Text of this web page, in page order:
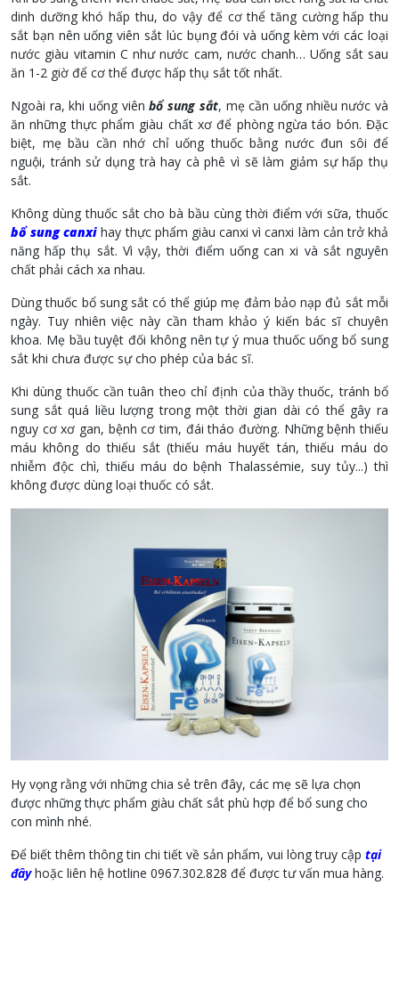
dinh dưỡng khó hấp thu, do vậy để cơ thể tăng cường hấp thu
sắt bạn nên uống viên sắt lúc bụng đói và uống kèm với các loại
nước giàu vitamin C như nước cam, nước chanh… Uống sắt sau
ăn 1-2 giờ để cơ thể được hấp thụ sắt tốt nhất.
Ngoài ra, khi uống viênbổ sung sắt, mẹ cần uống nhiều nước và
ăn những thực phẩm giàu chất xơ để phòng ngừa táo bón. Đặc
biệt, mẹ bầu cần nhớ chỉ uống thuốc bằng nước đun sôi để
nguội, tránh sử dụng trà hay cà phê vì sẽ làm giảm sự hấp thụ
sắt.
Không dùng thuốc sắt cho bà bầu cùng thời điểm với sữa, thuốc
bổ sung canxi hay thực phẩm giàu canxi vì canxi làm cản trở khả
năng hấp thụ sắt. Vì vậy, thời điểm uống can xi và sắt nguyên
chất phải cách xa nhau.
Dùng thuốc bổ sung sắt có thể giúp mẹ đảm bảo nạp đủ sắt mỗi
ngày. Tuy nhiên việc này cần tham khảo ý kiến bác sĩ chuyên
khoa. Mẹ bầu tuyệt đối không nên tự ý mua thuốc uống bổ sung
sắt khi chưa được sự cho phép của bác sĩ.
Khi dùng thuốc cần tuân theo chỉ định của thầy thuốc, tránh bổ
sung sắt quá liều lượng trong một thời gian dài có thể gây ra
nguy cơ xơ gan, bệnh cơ tim, đái tháo đường. Những bệnh thiếu
máu không do thiếu sắt (thiếu máu huyết tán, thiếu máu do
nhiễm độc chì, thiếu máu do bệnh Thalassémie, suy tủy...) thì
không được dùng loại thuốc có sắt.
Hy vọng rằng với những chia sẻ trên đây, các mẹ sẽ lựa chọn
được những thực phẩm giàu chất sắt phù hợp để bổ sung cho
con mình nhé.
Để biết thêm thông tin chi tiết về sản phẩm, vui lòng truy cập tại
đây hoặc liên hệ hotline 0967.302.828 để được tư vấn mua hàng.